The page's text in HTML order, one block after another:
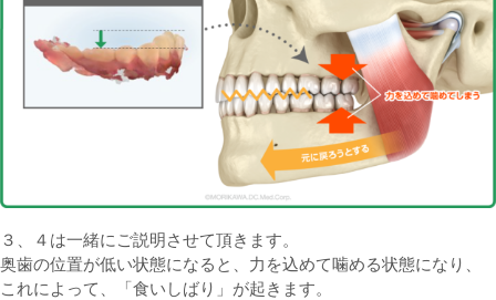
３、４は一緒にご説明させて頂きます。
奥歯の位置が低い状態になると、力を込めて噛める状態になり、
これによって、「食いしばり」が起きます。